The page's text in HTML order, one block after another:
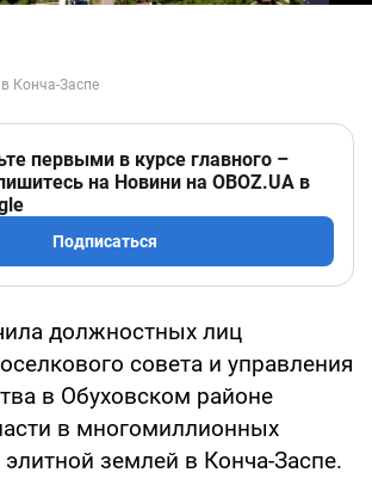
первыми в курсе главного –
на Новини на OBOZ.UA в
Подписаться
должностных лиц
совета и управления
в Обуховском районе
в многомиллионных
землей в Конча-Заспе.